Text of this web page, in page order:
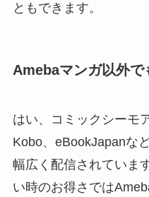
ともできます。
Amebaマンガ以外で
はい、コミックシーモ
Kobo、eBookJapanな
幅広く配信されていま
い時のお得さでは